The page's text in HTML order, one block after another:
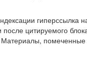
гиперссылка
цитируемого
Материалы, помеченные